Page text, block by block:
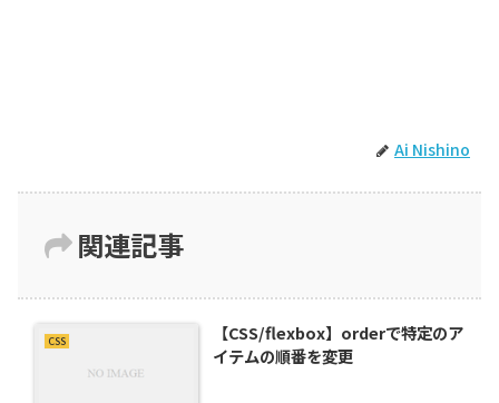
Ai Nishino
関連記事
CSS
【CSS/flexbox】orderで特定のア
イテムの順番を変更